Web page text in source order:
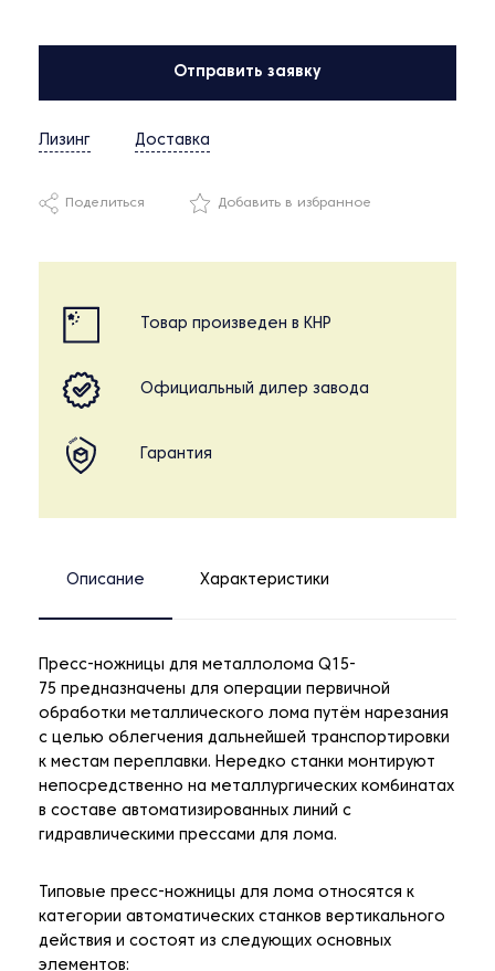
Отправить заявку
Лизинг Доставка
Поделиться Добавить в избранное
Товар произведен в КНР
Официальный дилер завода
Гарантия
Описание Характеристики
Пресс-ножницы для металлолома Q15-
75 предназначены для операции первичной
обработки металлического лома путём нарезания
с целью облегчения дальнейшей транспортировки
к местам переплавки. Нередко станки монтируют
непосредственно на металлургических комбинатах
в составе автоматизированных линий с
гидравлическими прессами для лома.
Типовые пресс-ножницы для лома относятся к
категории автоматических станков вертикального
действия и состоят из следующих основных
элементов: